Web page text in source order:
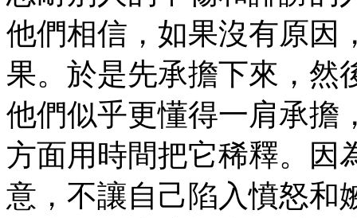
他們相信，如果沒有原因
果。於是先承擔下來，然
他們似乎更懂得一肩承擔
方面用時間把它稀釋。因
意，不讓自己陷入憤怒和